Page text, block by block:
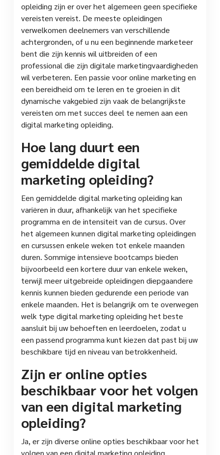
opleiding zijn er over het algemeen geen specifieke
vereisten vereist. De meeste opleidingen
verwelkomen deelnemers van verschillende
achtergronden, of u nu een beginnende marketeer
bent die zijn kennis wil uitbreiden of een
professional die zijn digitale marketingvaardigheden
wil verbeteren. Een passie voor online marketing en
een bereidheid om te leren en te groeien in dit
dynamische vakgebied zijn vaak de belangrijkste
vereisten om met succes deel te nemen aan een
digital marketing opleiding.
Hoe lang duurt een
gemiddelde digital
marketing opleiding?
Een gemiddelde digital marketing opleiding kan
variëren in duur, afhankelijk van het specifieke
programma en de intensiteit van de cursus. Over
het algemeen kunnen digital marketing opleidingen
en cursussen enkele weken tot enkele maanden
duren. Sommige intensieve bootcamps bieden
bijvoorbeeld een kortere duur van enkele weken,
terwijl meer uitgebreide opleidingen diepgaandere
kennis kunnen bieden gedurende een periode van
enkele maanden. Het is belangrijk om te overwegen
welk type digital marketing opleiding het beste
aansluit bij uw behoeften en leerdoelen, zodat u
een passend programma kunt kiezen dat past bij uw
beschikbare tijd en niveau van betrokkenheid.
Zijn er online opties
beschikbaar voor het volgen
van een digital marketing
opleiding?
Ja, er zijn diverse online opties beschikbaar voor het
volgen van een digital marketing opleiding.